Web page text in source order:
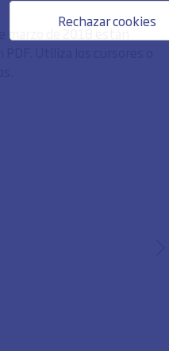
Rechazar cookies
de 2018 están